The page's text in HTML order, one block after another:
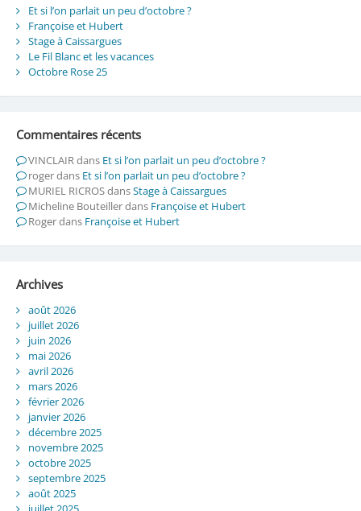
Et si l’on parlait un peu d’octobre ?
Françoise et Hubert
Stage à Caissargues
Le Fil Blanc et les vacances
Octobre Rose 25
Commentaires récents
VINCLAIRdans Et si l’on parlait un peu d’octobre ?
rogerdans Et si l’on parlait un peu d’octobre ?
MURIEL RICROSdansStage à Caissargues
Micheline Bouteillerdans Françoise et Hubert
Rogerdans Françoise et Hubert
Archives
août 2026
juillet 2026
juin 2026
mai 2026
avril 2026
mars 2026
février 2026
janvier 2026
décembre 2025
novembre 2025
octobre 2025
septembre 2025
août 2025